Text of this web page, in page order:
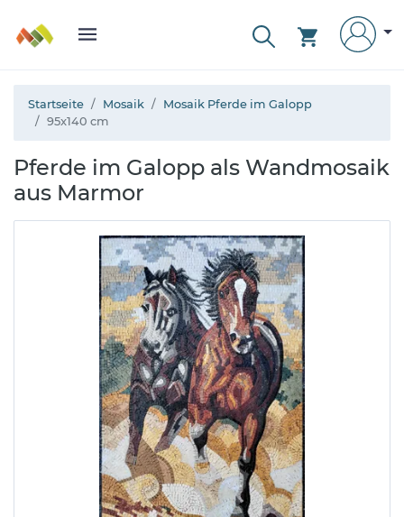
Startseite Mosaik
Mosaik Pferde im Galopp
95x140 cm
Pferde im Galopp als Wandmosaik
aus Marmor